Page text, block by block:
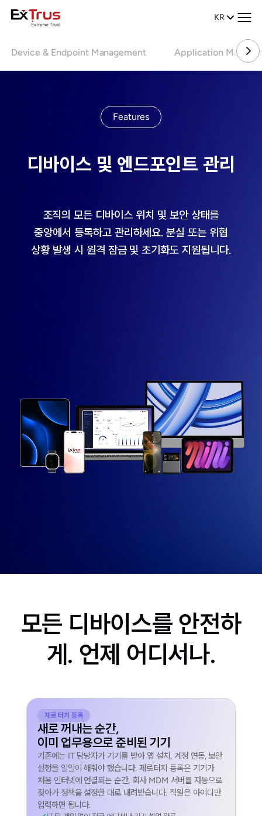
KR
Device & Endpoint Management Application
Features
디바이스 및 엔드포인트 관리
조직의 모든 디바이스 위치 및 보안 상태를
중앙에서 등록하고 관리하세요. 분실 또는 위협
상황 발생 시 원격 잠금 및 초기화도 지원됩니다.
모든 디바이스를 안전하
게. 언제 어디서나.
제로 터치 등록
새로 꺼내는 순간,
이미 업무용으로 준비된 기기
기존에는 IT 담당자가 기기를 받아 앱 설치, 계정 연동, 보안
설정을 일일이 해줘야 했습니다. 제로터치 등록은 기기가
처음 인터넷에 연결되는 순간, 회사 MDM 서버를 자동으로
찾아가 정책을 설정한 대로 내려받습니다. 직원은 아이디만
입력하면 됩니다.